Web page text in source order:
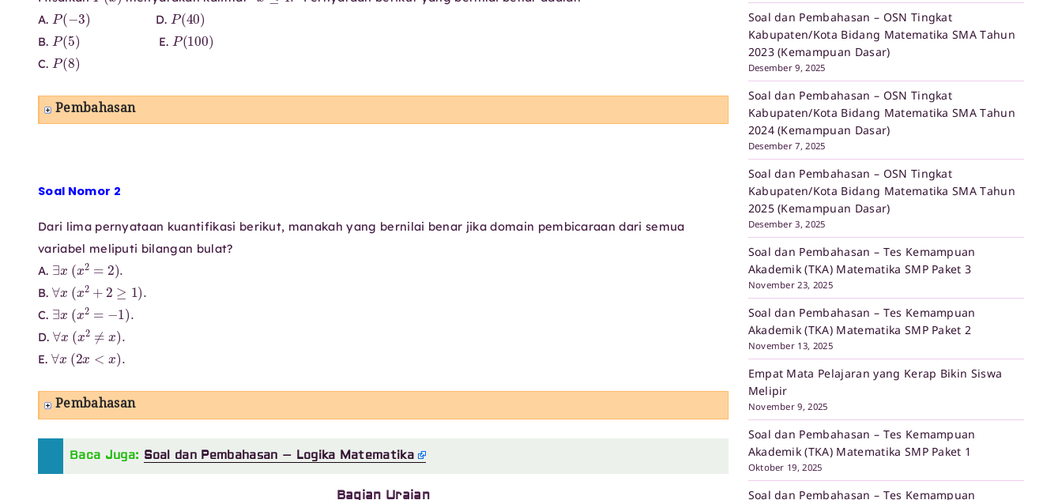
A.
P(− 3)
D.
P(40
B.
P(5)
E.
P(100
C.
P(8)
Pembahasan
Soal Nomor 2
Dari lima pernyataan kuantifikasi berikut, manakah yang bernilai benar jika domain pembicaraan dari semua
variabel meliputi bilangan bulat?
A.
∃ ( x2 2).
B.
∀ ( x2 2 ≥ .
C.
∃ ( x2 ).
D.
∀ ( x2 ≠ .
E.
∀ (2 .
Pembahasan
Baca Juga: Soal dan Pembahasan – Logika Matematika
Bagian Uraian
Soal dan Pembahasan – OSN Tingkat
Kabupaten/Kota Bidang Matematika SMA Tahun
2023 (Kemampuan Dasar)
Desember 9, 2025
Soal dan Pembahasan – OSN Tingkat
Kabupaten/Kota Bidang Matematika SMA Tahun
2024 (Kemampuan Dasar)
Desember 7, 2025
Soal dan Pembahasan – OSN Tingkat
Kabupaten/Kota Bidang Matematika SMA Tahun
2025 (Kemampuan Dasar)
Desember 3, 2025
Soal dan Pembahasan – Tes Kemampuan
Akademik (TKA) Matematika SMP Paket 3
November 23, 2025
Soal dan Pembahasan – Tes Kemampuan
Akademik (TKA) Matematika SMP Paket 2
November 13, 2025
Empat Mata Pelajaran yang Kerap Bikin Siswa
Melipir
November 9, 2025
Soal dan Pembahasan – Tes Kemampuan
Akademik (TKA) Matematika SMP Paket 1
Oktober 19, 2025
Soal dan Pembahasan – Tes Kemampuan